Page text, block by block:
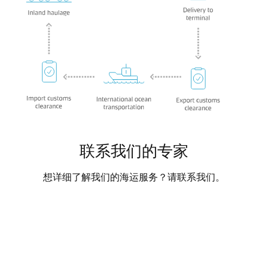
联系我们的专家
想详细了解我们的海运服务？请联系我们。